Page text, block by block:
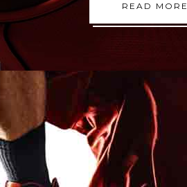
READ MORE